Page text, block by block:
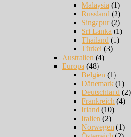
Malaysia (1)
Russland (2)
Singapur(2)
Sri Lanka (1)
Thailand (1)
Türkei (3)
Australien (4)
Europa (48)
Belgien (1)
Dänemark (1)
Deutschland (2)
Frankreich (4)
Irland (10)
Italien (2)
Norwegen (1)